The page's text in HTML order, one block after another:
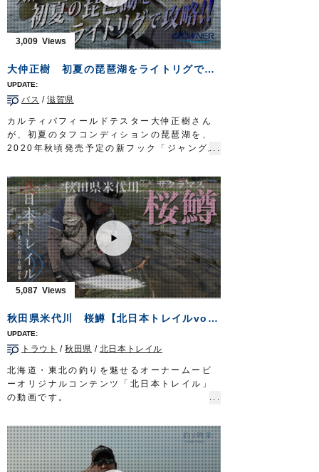
・竜宮城シリーズお手軽城根魚五目
・竜宮城シリーズよくばり投釣城
・波止カワハギ完全セット
釣り時季 サガテレビ毎週日曜日朝5時30分
OWNERMOVIEhttp://ownertv.jp/
オーナーばりwebsite
http://www.owner.co.jp
3,009
大仲正樹 初夏の琵琶湖をライトリグで攻略！【CULTIVA BASS vol.1】
バス /滋賀県
カルティバフィールドテスター大仲正樹さん
が、初夏のタフコンディションの琵琶湖を、
2020年秋頃発売予定の新フック「ジャングル
します。
■使用フック
ジャングルワッキーガード（2020年秋頃発売
予定）
OWNERMOVIEhttp://ownertv.jp/
オーナーばりwebsite
http://www.owner.co.jp
5,087
秋田県米代川 桜鱒【北日本トレイルvol.1】
トラウト /秋田県 / 北日本トレイル
北海道・東北の釣りを魅せるオーナームービ
ーオリジナルコンテンツ「北日本トレイル」
の動画です。
つカルティバフィールドテスター佐藤文紀さ
んが、秋田県を流れる大河・米代川でサクラ
マスを狙います。
■使用アイテム